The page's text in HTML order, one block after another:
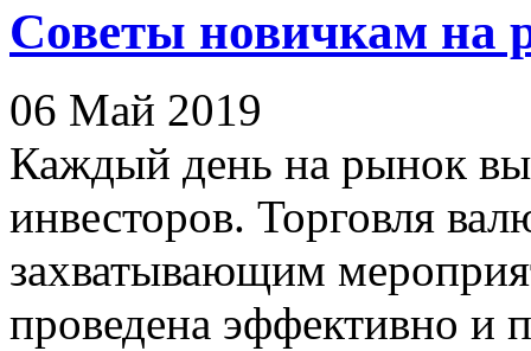
Советы новичкам на
06 Май 2019
Каждый день на рынок
инвесторов. Торговля
захватывающим
проведена эффективно и